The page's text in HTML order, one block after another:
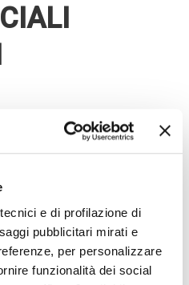
e di profilazione di
pubblicitari mirati e
per personalizzare
funzionalità dei social
essere chiaramente un
in termini di mobilità grazie
di una riunione di lavoro
familiari di salute
relativamente a un
il noleggio breve auto è una